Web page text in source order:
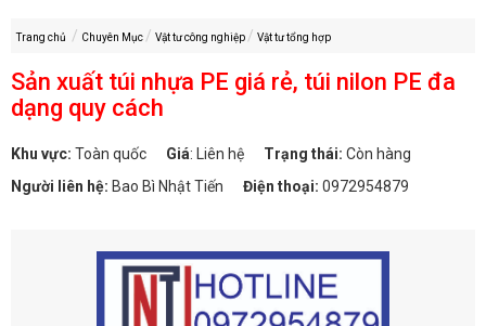
Trang chủ Chuyên Mục Vật tư công nghiệp Vật tư tổng hợp
Sản xuất túi nhựa PE giá rẻ, túi nilon PE đa
dạng quy cách
Khu vực: Toàn quốc Giá: Liên hệ Trạng thái: Còn hàng
Người liên hệ: Bao Bì Nhật Tiến Điện thoại: 0972954879